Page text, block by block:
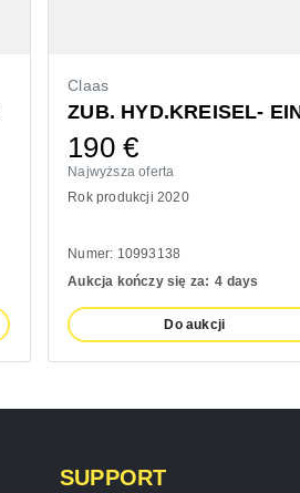
Claas
190€
Najwyższa oferta
Rok produkcji 2020
Numer: 10993138
Aukcja kończy się za: 4 days
Do aukcji
SUPPORT